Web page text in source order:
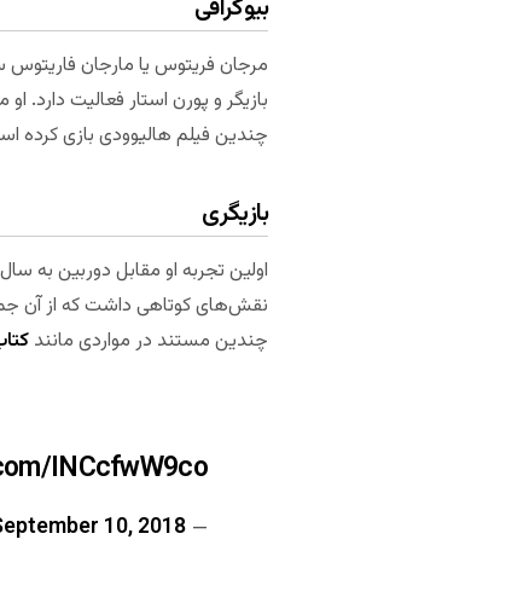
بیوگرافی
بازیگر و پورن استار فعالیت دارد.
چندین فیلم هالیوودی بازی کرده
بازیگری
اولین تجربه او مقابل دوربین به سال 1998 بازمی‌گردد که در فیلم کوتاهی به نام
چندین مستند در مواردی مانند
INCcfwW9co
— Persia Pele (@IamPersiaPele)
10, 2018